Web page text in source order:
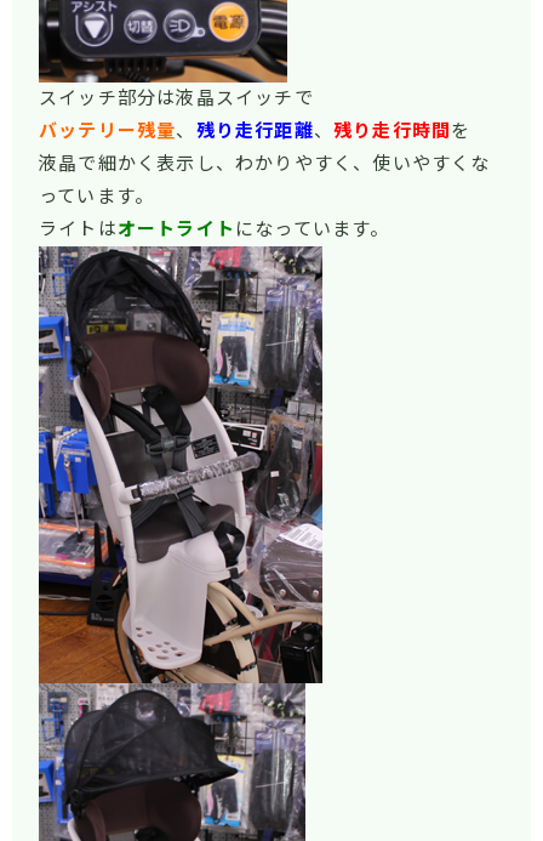
スイッチ部分は液晶スイッチで
バッテリー残量、 残り走行距離、残り走行時間 を
液晶で細かく表示し、わかりやすく、使いやすくな
っています。
ライトはオートライト になっています。